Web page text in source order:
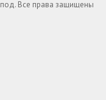
Все права защищены